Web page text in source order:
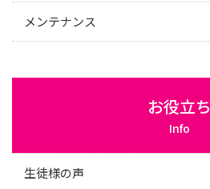
メンテナンス
お役立ち
Info
生徒様の声